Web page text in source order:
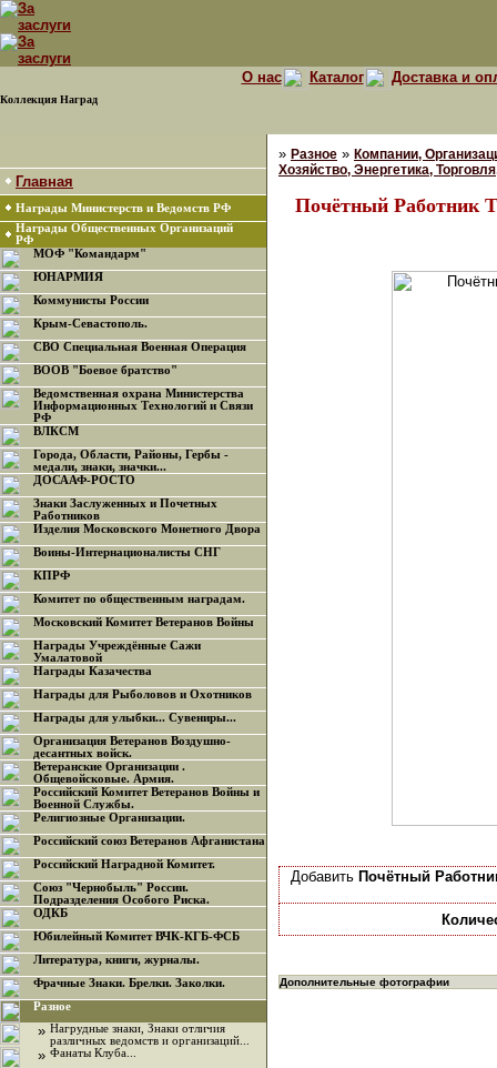
Коллекция Наград
О нас Каталог Доставка и
Главная
Награды Министерств и Ведомств РФ
Награды Общественных Организаций
РФ
МОФ "Командарм"
ЮНАРМИЯ
Коммунисты России
Крым-Севастополь.
СВО Специальная Военная Операция
ВООВ "Боевое братство"
Ведомственная охрана Министерства
Информационных Технологий и Связи
РФ
ВЛКСМ
Города, Области, Районы, Гербы -
медали, знаки, значки...
ДОСААФ-РОСТО
Знаки Заслуженных и Почетных
Работников
Изделия Московского Монетного Двора
Воины-Интернационалисты СНГ
КПРФ
Комитет по общественным наградам.
Московский Комитет Ветеранов Войны
Награды Учреждённые Сажи
Умалатовой
Награды Казачества
Награды для Рыболовов и Охотников
Награды для улыбки... Сувениры...
Организация Ветеранов Воздушно-
десантных войск.
Ветеранские Организации .
Общевойсковые. Армия.
Российский Комитет Ветеранов Войны и
Военной Службы.
Религиозные Организации.
Российский союз Ветеранов Афганистана
Российский Наградной Комитет.
Союз "Чернобыль" России.
Подразделения Особого Риска.
ОДКБ
Юбилейный Комитет ВЧК-КГБ-ФСБ
Литература, книги, журналы.
Фрачные Знаки. Брелки. Заколки.
Разное
» Нагрудные знаки, Знаки отличия
различных ведомств и организаций...
» Фанаты Клуба...
» Разное » Компании,
Хозяйство, Энергетика,
Почётный Работник
Добавить Почётный
Дополнительные фотографии